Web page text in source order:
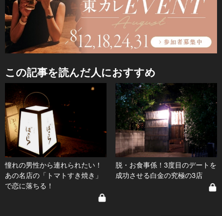
この記事を読んだ人におすすめ
憧れの男性から連れられたい！
あの名店の「トマトすき焼き」
で恋に落ちる！
脱・お食事係！3度目のデートを
成功させる白金の究極の3店